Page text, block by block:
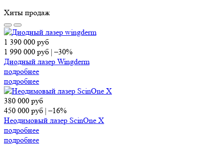
Хиты продаж
1 390 000 руб
1 990 000 руб |–30%
Диодный лазер Wingderm
подробнее
подробнее
380 000 руб
450 000 руб |–16%
Неодимовый лазер ScinOne X
подробнее
подробнее